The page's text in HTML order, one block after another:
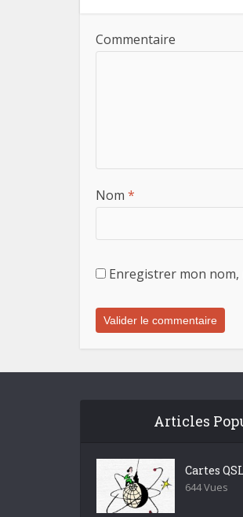
Commentaire
Nom *
Enregistrer mon
Articles
Cartes
644 Vues